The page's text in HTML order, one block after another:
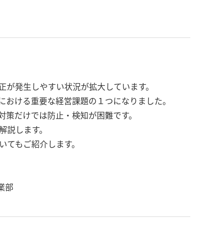
発生しやすい状況が拡大しています。
ける重要な経営課題の１つになりました。
だけでは防止・検知が困難です。
します。
もご紹介します。
部